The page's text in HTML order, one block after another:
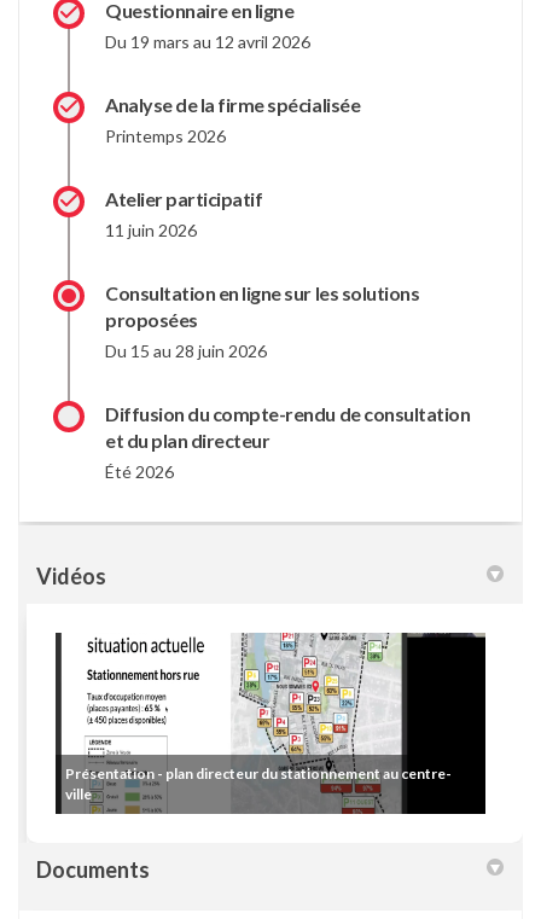
Questionnaire en ligne
Du 19 mars au 12 avril 2026
Analyse de la firme spécialisée
Printemps 2026
Atelier participatif
11 juin 2026
Consultation en ligne sur les solutions
proposées
Du 15 au 28 juin 2026
Diffusion du compte-rendu de consultation
et du plan directeur
Été 2026
Vidéos
Présentation - plan directeur du stationnement au centre-
ville
Documents